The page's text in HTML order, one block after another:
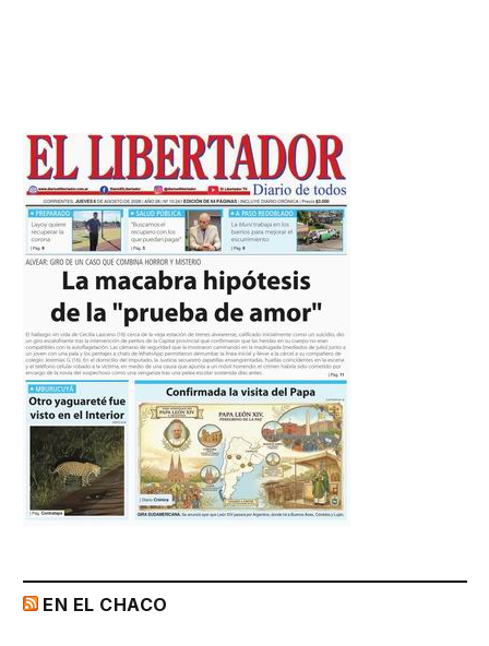
EN EL CHACO